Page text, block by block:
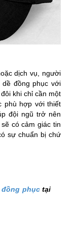
dịch vụ, người
đồng phục với
khi chỉ cần một
phù hợp với thiết
đội ngũ trở nên
có cảm giác tin
sự chuẩn bị chứ
đồng phụctại